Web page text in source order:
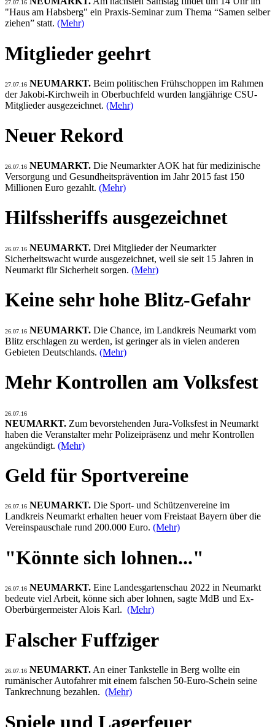
27.07.16
"Haus am Habsberg" ein Praxis-Seminar zum Thema “Samen selber
ziehen” statt. (Mehr)
Mitglieder geehrt
27.07.16 NEUMARKT. Beim politischen Frühschoppen im Rahmen
der Jakobi-Kirchweih in Oberbuchfeld wurden langjährige CSU-
Mitglieder ausgezeichnet. (Mehr)
Neuer Rekord
26.07.16 NEUMARKT. Die Neumarkter AOK hat für medizinische
Versorgung und Gesundheitsprävention im Jahr 2015 fast 150
Millionen Euro gezahlt. (Mehr)
Hilfssheriffs ausgezeichnet
26.07.16 NEUMARKT. Drei Mitglieder der Neumarkter
Sicherheitswacht wurde ausgezeichnet, weil sie seit 15 Jahren in
Neumarkt für Sicherheit sorgen. (Mehr)
Keine sehr hohe Blitz-Gefahr
26.07.16 NEUMARKT. Die Chance, im Landkreis Neumarkt vom
Blitz erschlagen zu werden, ist geringer als in vielen anderen
Gebieten Deutschlands. (Mehr)
Mehr Kontrollen am Volksfest
26.07.16
NEUMARKT. Zum bevorstehenden Jura-Volksfest in Neumarkt
haben die Veranstalter mehr Polizeipräsenz und mehr Kontrollen
angekündigt. (Mehr)
Geld für Sportvereine
26.07.16 NEUMARKT. Die Sport- und Schützenvereine im
Landkreis Neumarkt erhalten heuer vom Freistaat Bayern über die
Vereinspauschale rund 200.000 Euro. (Mehr)
"Könnte sich lohnen..."
26.07.16 NEUMARKT. Eine Landesgartenschau 2022 in Neumarkt
bedeute viel Arbeit, könne sich aber lohnen, sagte MdB und Ex-
Oberbürgermeister Alois Karl. (Mehr)
Falscher Fuffziger
26.07.16 NEUMARKT. An einer Tankstelle in Berg wollte ein
rumänischer Autofahrer mit einem falschen 50-Euro-Schein seine
Tankrechnung bezahlen. (Mehr)
Spiele und Lagerfeuer